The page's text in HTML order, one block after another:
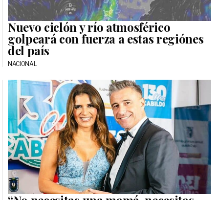
Nuevo ciclón y río atmosférico
golpeará con fuerza a estas regiónes
del país
NACIONAL